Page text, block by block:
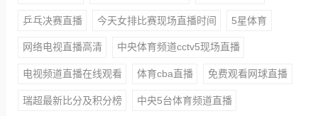
乒乓决赛直播 今天女排比赛现场直播时间 5星体育
网络电视直播高清 中央体育频道cctv5现场直播
电视频道直播在线观看 体育cba直播 免费观看网球直播
瑞超最新比分及积分榜 中央5台体育频道直播